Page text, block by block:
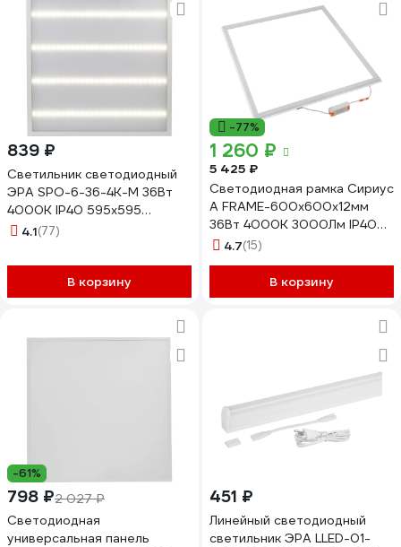
839 ₽
Светильник светодиодный
ЭРА SPO-6-36-4K-M 36Вт
4000К IP40 595x595
матовый Б0039319
4.1(77)
В корзину
-77%
1 260 ₽
5 425 ₽
Светодиодная рамка Сириус
А FRAME-600x600x12мм
36Вт 4000К 3000Лм IP40
FRAME-600х600-36W-4K
4.7(15)
В корзину
-61%
798 ₽2 027 ₽
Светодиодная
универсальная панель
451 ₽
Линейный светодиодный
светильник ЭРА LLED-01-